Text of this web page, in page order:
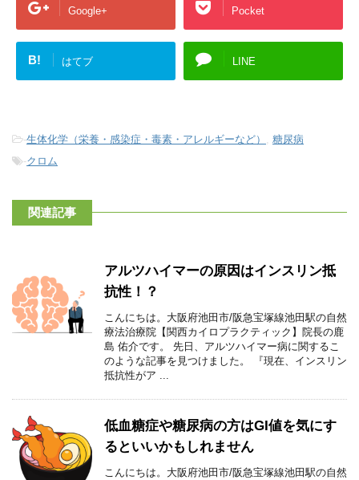
Google+ Pocket
B! はてブ LINE
-生体化学（栄養・感染症・毒素・アレルギーなど） , 糖尿病
-クロム
関連記事
アルツハイマーの原因はインスリン抵
抗性！？
こんにちは。大阪府池田市/阪急宝塚線池田駅の自然
療法治療院【関西カイロプラクティック】院長の鹿
島 佑介です。 先日、アルツハイマー病に関するこ
のような記事を見つけました。 『現在、インスリン
抵抗性がア ...
低血糖症や糖尿病の方はGI値を気にす
るといいかもしれません
こんにちは。大阪府池田市/阪急宝塚線池田駅の自然